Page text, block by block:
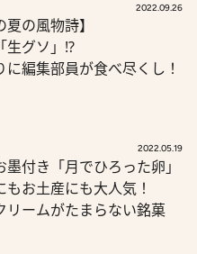
2022.09.26
夏の風物詩】
生グソ」!?
に編集部員が食べ尽くし！
2022.05.19
墨付き「月でひろった卵」
もお土産にも大人気！
リームがたまらない銘菓